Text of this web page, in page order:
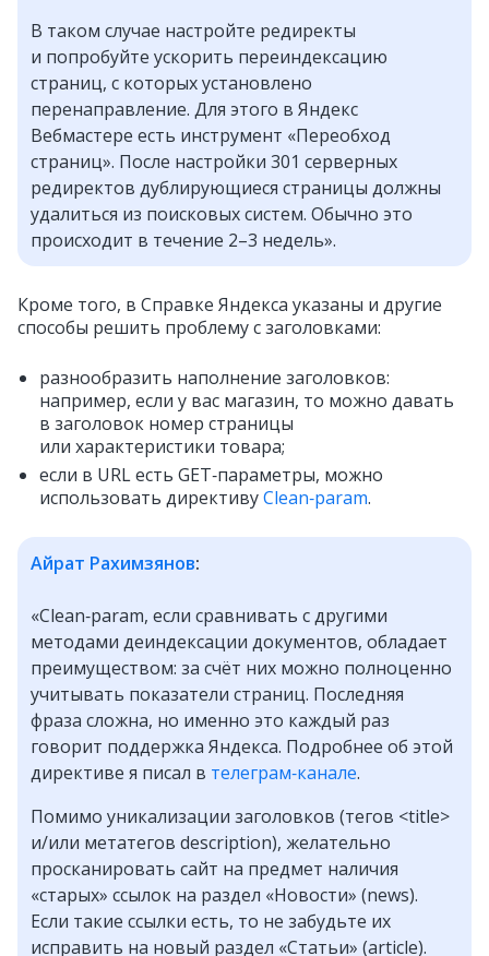
В таком случае настройте редиректы
и попробуйте ускорить переиндексацию
страниц, с которых установлено
перенаправление. Для этого в Яндекс
Вебмастере есть инструмент «Переобход
страниц». После настройки 301 серверных
редиректов дублирующиеся страницы должны
удалиться из поисковых систем. Обычно это
происходит в течение 2–3 недель».
Кроме того, в Справке Яндекса указаны и другие
способы решить проблему с заголовками:
разнообразить наполнение заголовков:
например, если у вас магазин, то можно давать
в заголовок номер страницы
или характеристики товара;
если в URL есть GET‑параметры, можно
использовать директивуClean‑param.
Айрат Рахимзянов:
«Clean‑param, если сравнивать с другими
методами деиндексации документов, обладает
преимуществом: за счёт них можно полноценно
учитывать показатели страниц. Последняя
фраза сложна, но именно это каждый раз
говорит поддержка Яндекса. Подробнее об этой
директиве я писал в телеграм‑канале.
Помимо уникализации заголовков (тегов <title>
и/или метатегов description), желательно
просканировать сайт на предмет наличия
«старых» ссылок на раздел «Новости» (news).
Если такие ссылки есть, то не забудьте их
исправить на новый раздел «Статьи» (article).